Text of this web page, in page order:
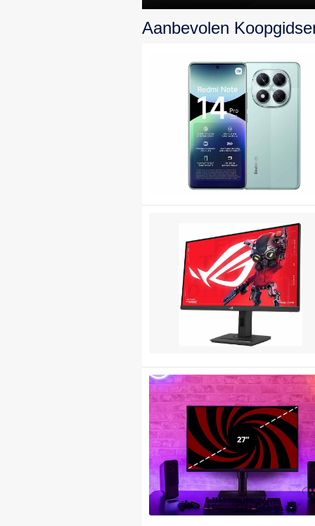
topprestaties en
design
Aanbevolen